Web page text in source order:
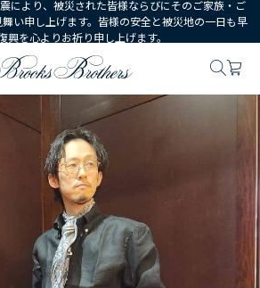
により、被災された皆様ならびにそのご家族・ご
い申し上げます。皆様の安全と被災地の一日も早
興を心よりお祈り申し上げます。
コーディネート詳細